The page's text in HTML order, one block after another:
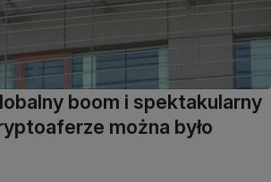
boom i spektakularny
można było